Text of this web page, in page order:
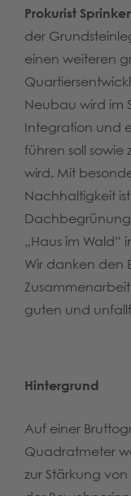
Prokurist
der
einen weiteren
Neubau wird im
Integration und
führen soll
wird. Mit
Nachhaltigkeit
Dachbegrünung
„Haus im Wald“
Wir danken den
guten und
Hintergrund
Auf einer
Quadratmeter
zur Stärkung